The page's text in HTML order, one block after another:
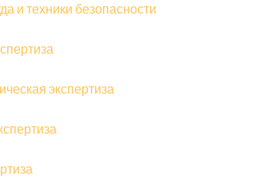
и техники безопасности
экспертиза